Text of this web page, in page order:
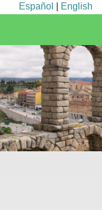
Español English